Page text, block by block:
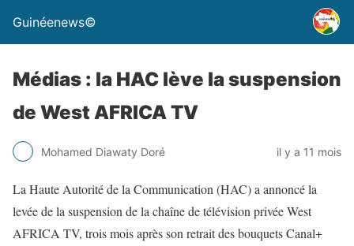
Guinéenews©
Médias : la HAC lève la suspension
de West AFRICA TV
Mohamed Diawaty Doré il y a 11 mois
La Haute Autorité de la Communication (HAC) a annoncé la
levée de la suspension de la chaîne de télévision privée West
AFRICA TV, trois mois après son retrait des bouquets Canal+